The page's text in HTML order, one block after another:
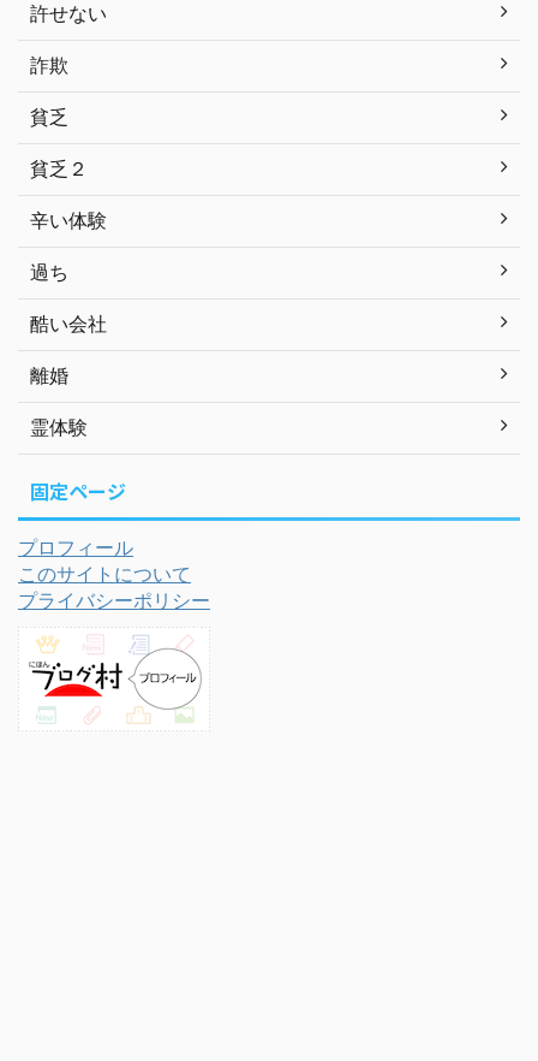
許せない
詐欺
貧乏
貧乏２
辛い体験
過ち
酷い会社
離婚
霊体験
固定ページ
プロフィール
このサイトについて
プライバシーポリシー